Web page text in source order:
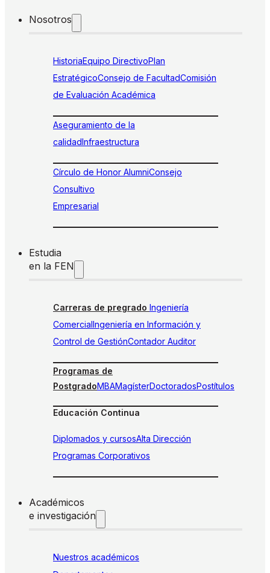
Nosotros
HistoriaEquipo DirectivoPlan
EstratégicoConsejo de FacultadComisión
de Evaluación Académica
Aseguramiento de la
calidadInfraestructura
Círculo de Honor AlumniConsejo
Consultivo
Empresarial
Estudia
en la FEN
Carreras de pregrado Ingeniería
ComercialIngeniería en Información y
Control de GestiónContador Auditor
Programas de
PostgradoMBAMagísterDoctoradosPostítulos
Educación Continua
Diplomados y cursosAlta Dirección
Programas Corporativos
Académicos
e investigación
Nuestros académicos